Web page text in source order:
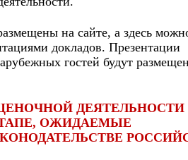
на сайте, а здесь
докладов. Презентации
гостей будут
ДЕЯТЕЛЬНОСТИ
ОЖИДАЕМЫЕ